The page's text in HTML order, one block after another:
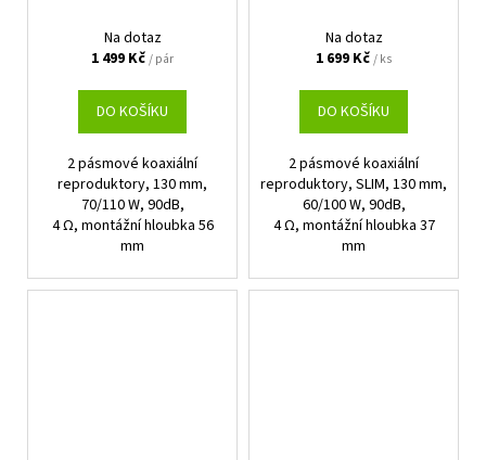
Na dotaz
1 499 Kč/ pár
DO KOŠÍKU
2 pásmové koaxiální
reproduktory, 130 mm,
70/110 W, 90dB,
4 Ω, montážní hloubka 56
mm
Na dotaz
1 699 Kč/ ks
DO KOŠÍKU
2 pásmové koaxiální
reproduktory, SLIM, 130 mm,
60/100 W, 90dB,
4 Ω, montážní hloubka 37
mm